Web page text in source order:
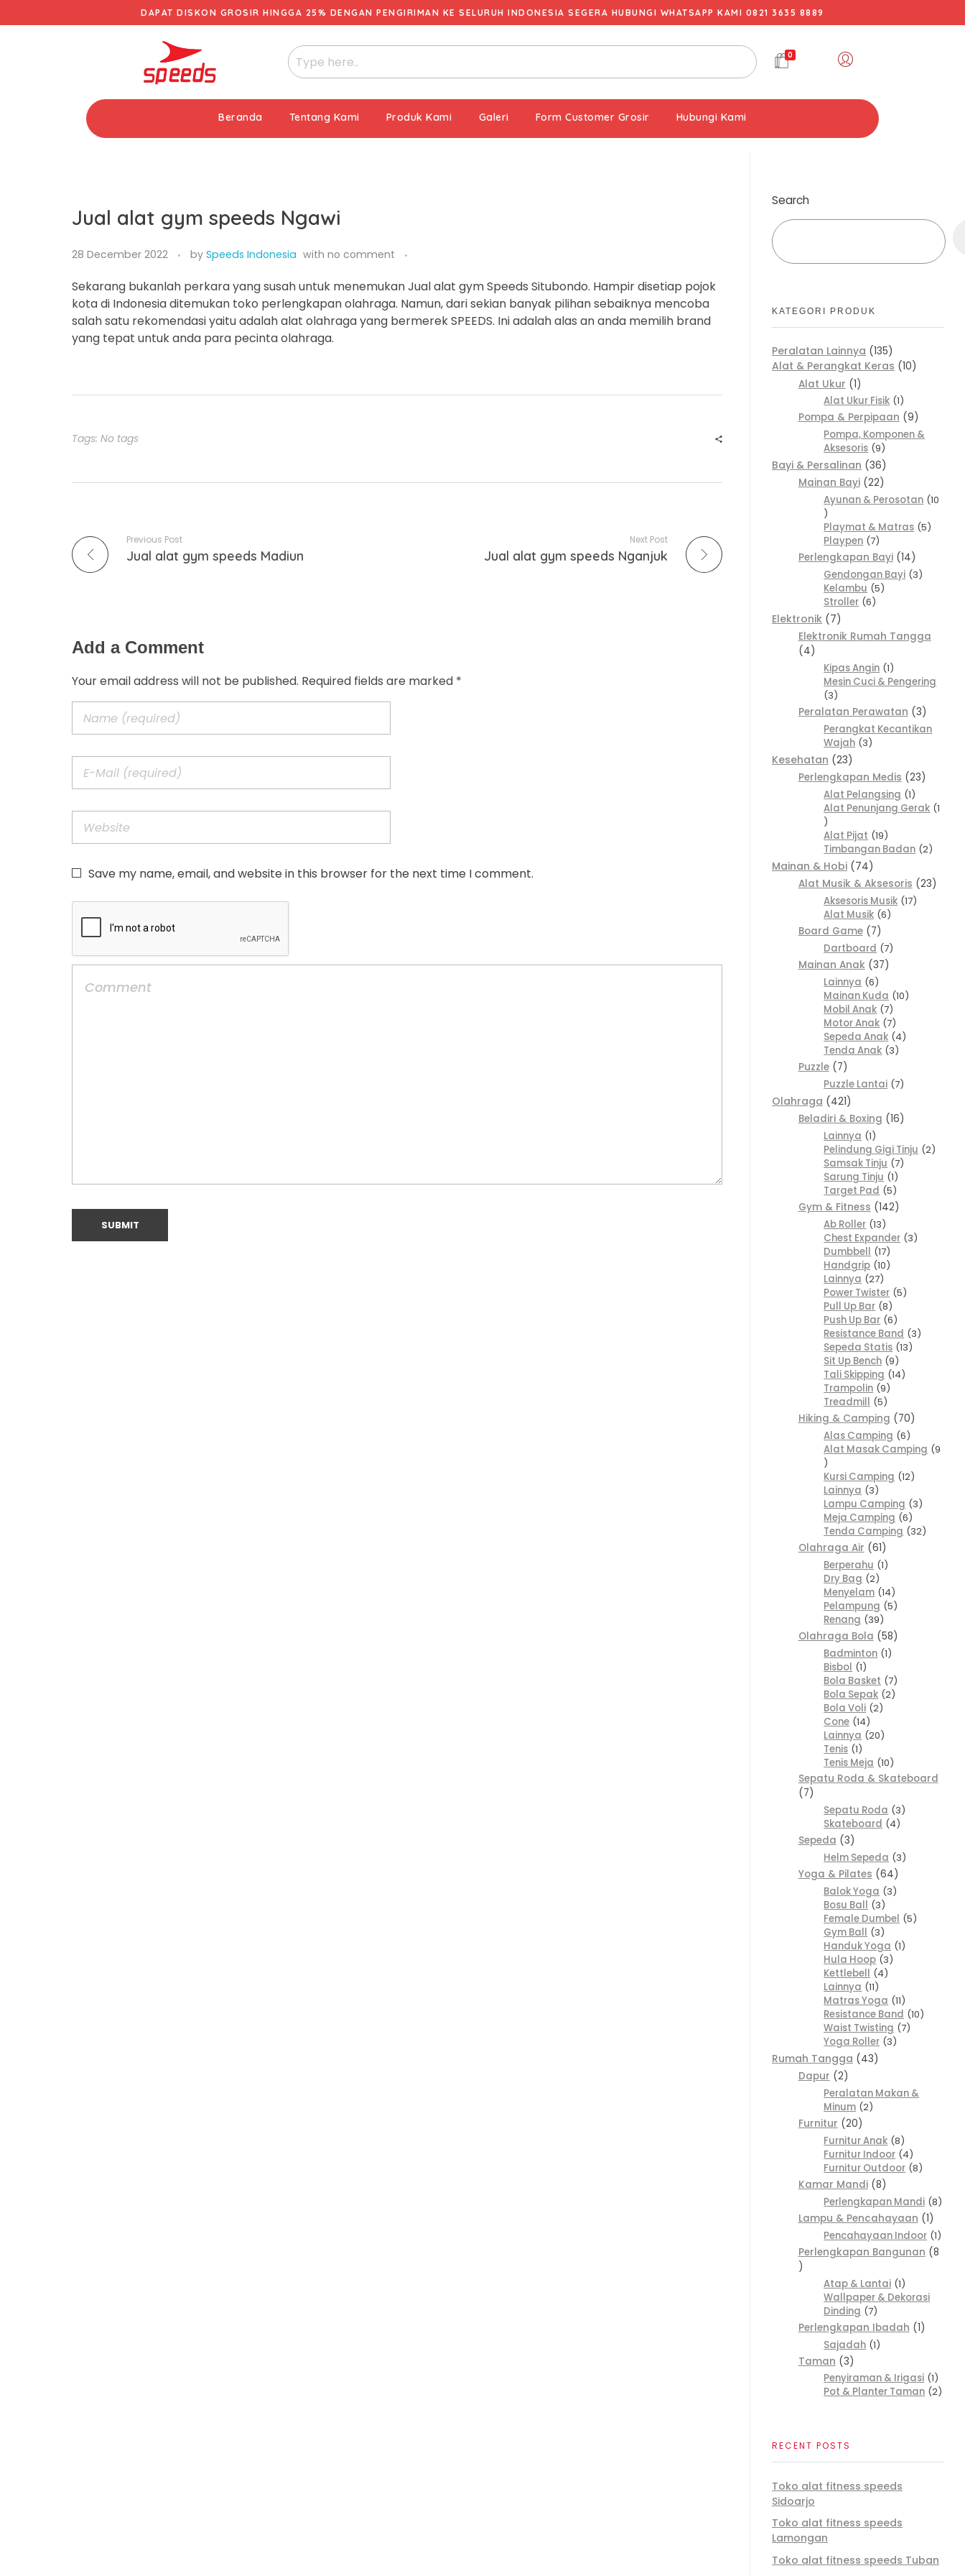
DAPAT DISKON GROSIR HINGGA 25% DENGAN PENGIRIMAN KE SELURUH INDONESIA SEGERA HUBUNGI WHATSAPP KAMI 0821 3635 8889
0
Beranda Tentang Kami Produk Kami Galeri Form Customer Grosir Hubungi Kami
Jual alat gym speeds Ngawi
28 December 2022 by Speeds Indonesia with no comment
Sekarang bukanlah perkara yang susah untuk menemukan Jual alat gym Speeds Situbondo. Hampir disetiap pojok
kota di Indonesia ditemukan toko perlengkapan olahraga. Namun, dari sekian banyak pilihan sebaiknya mencoba
salah satu rekomendasi yaitu adalah alat olahraga yang bermerek SPEEDS. Ini adalah alas an anda memilih brand
yang tepat untuk anda para pecinta olahraga.
Tags: No tags
Previous Post
Jual alat gym speeds Madiun
Next Post
Jual alat gym speeds Nganjuk
Add a Comment
Your email address will not be published. Required fields are marked *
Save my name, email, and website in this browser for the next time I comment.
Search
KATEGORI PRODUK
Peralatan Lainnya 135
Alat & Perangkat Keras 10
Alat Ukur
1
Alat Ukur Fisik 1
Pompa & Perpipaan
9
Pompa, Komponen &
Aksesoris 9
Bayi & Persalinan 36
Mainan Bayi 22
Ayunan & Perosotan 10
Playmat & Matras 5
Playpen 7
Perlengkapan Bayi 14
Gendongan Bayi 3
Kelambu 5
Stroller 6
Elektronik 7
Elektronik Rumah Tangga
4
Kipas Angin 1
Mesin Cuci & Pengering
3
Peralatan Perawatan
3
Perangkat Kecantikan
Wajah 3
Kesehatan 23
Perlengkapan Medis
23
Alat Pelangsing 1
Alat Penunjang Gerak 1
Alat Pijat 19
Timbangan Badan 2
Mainan & Hobi 74
Alat Musik & Aksesoris
23
Aksesoris Musik 17
Alat Musik 6
Board Game
7
Dartboard 7
Mainan Anak
37
Lainnya 6
Mainan Kuda 10
Mobil Anak 7
Motor Anak 7
Sepeda Anak 4
Tenda Anak 3
Puzzle
7
Puzzle Lantai 7
Olahraga 421
Beladiri & Boxing
16
Lainnya 1
Pelindung Gigi Tinju 2
Samsak Tinju 7
Sarung Tinju 1
Target Pad 5
Gym & Fitness
142
Ab Roller 13
Chest Expander 3
Dumbbell 17
Handgrip 10
Lainnya 27
Power Twister 5
Pull Up Bar 8
Push Up Bar 6
Resistance Band 3
Sepeda Statis 13
Sit Up Bench 9
Tali Skipping 14
Trampolin 9
Treadmill 5
Hiking & Camping
70
Alas Camping 6
Alat Masak Camping 9
Kursi Camping 12
Lainnya 3
Lampu Camping 3
Meja Camping 6
Tenda Camping 32
Olahraga Air
61
Berperahu 1
Dry Bag 2
Menyelam 14
Pelampung 5
Renang 39
Olahraga Bola
58
Badminton 1
Bisbol 1
Bola Basket 7
Bola Sepak 2
Bola Voli 2
Cone 14
Lainnya 20
Tenis 1
Tenis Meja 10
Sepatu Roda & Skateboard
7
Sepatu Roda 3
Skateboard 4
Sepeda
3
Helm Sepeda 3
Yoga & Pilates
64
Balok Yoga 3
Bosu Ball 3
Female Dumbel 5
Gym Ball 3
Handuk Yoga 1
Hula Hoop 3
Kettlebell 4
Lainnya 11
Matras Yoga 11
Resistance Band 10
Waist Twisting 7
Yoga Roller 3
Rumah Tangga 43
Dapur
2
Peralatan Makan &
Minum 2
Furnitur
20
Furnitur Anak 8
Furnitur Indoor 4
Furnitur Outdoor 8
Kamar Mandi 8
Perlengkapan Mandi 8
Lampu & Pencahayaan
1
Pencahayaan Indoor 1
Perlengkapan Bangunan
8
Atap & Lantai 1
Wallpaper & Dekorasi
Dinding 7
Perlengkapan Ibadah
1
Sajadah 1
Taman
3
Penyiraman & Irigasi 1
Pot & Planter Taman 2
RECENT POSTS
Toko alat fitness speeds
Sidoarjo
Toko alat fitness speeds
Lamongan
Toko alat fitness speeds Tuban